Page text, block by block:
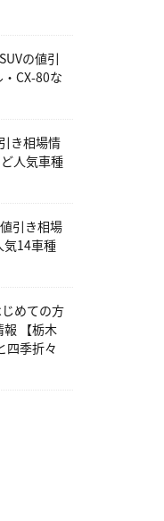
の値引
CX-80な
き相場情
人気車種
引き相場
気14車種
めての方
報 【栃木
四季折々